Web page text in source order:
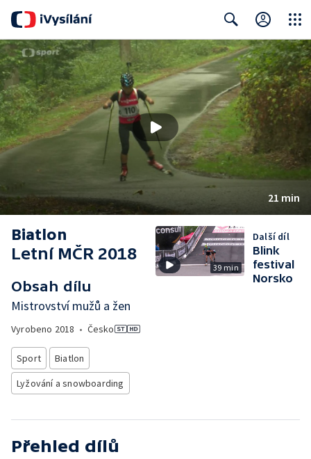
Search Close
21 min
Biatlon
Letní MČR 2018
Obsah dílu
Mistrovství mužů a žen
Vyrobeno 2018 • Česko
Sport
Biatlon
Lyžování a snowboarding
39 min
Další díl
Blink
festival
Norsko
Přehled dílů